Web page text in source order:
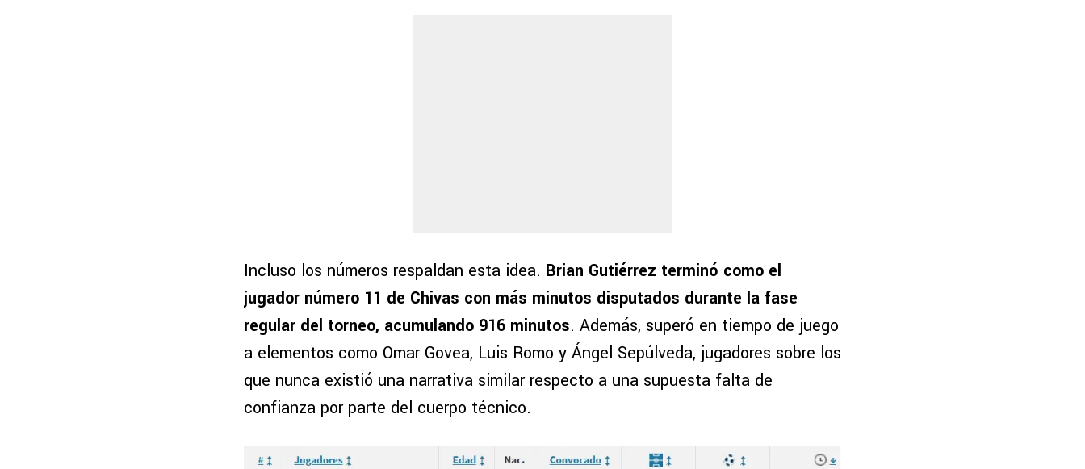
Incluso los números respaldan esta idea. Brian Gutiérrez terminó como el
jugador número 11 de Chivas con más minutos disputados durante la fase
regular del torneo, acumulando 916 minutos. Además, superó en tiempo de juego
a elementos como Omar Govea, Luis Romo y Ángel Sepúlveda, jugadores sobre los
que nunca existió una narrativa similar respecto a una supuesta falta de
confianza por parte del cuerpo técnico.